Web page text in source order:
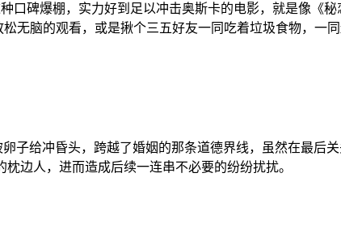
碑爆棚，实力好到足以冲击奥斯卡的电影，就是像《
无脑的观看，或是揪个三五好友一同吃着垃圾食物，一
子给冲昏头，跨越了婚姻的那条道德界线，虽然在最后
边人，进而造成后续一连串不必要的纷纷扰扰。